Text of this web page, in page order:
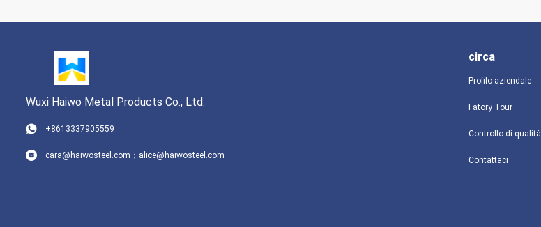
Wuxi Haiwo Metal Products Co., Ltd.
+8613337905559
cara@haiwosteel.com；alice@haiwosteel.com
circa
Profilo aziendale
Fatory Tour
Controllo di qualità
Contattaci